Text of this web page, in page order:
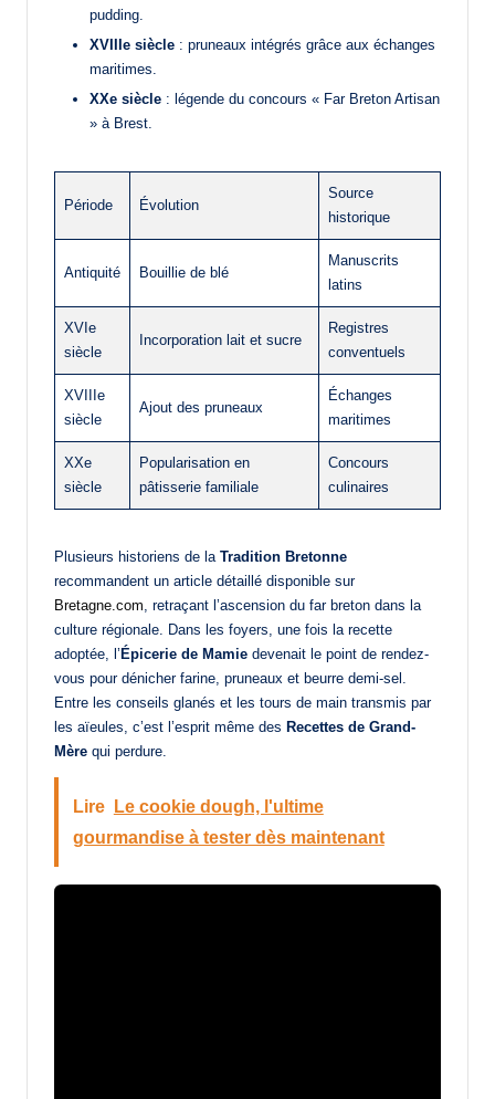
pudding.
XVIIIe siècle : pruneaux intégrés grâce aux échanges
maritimes.
XXe siècle : légende du concours « Far Breton Artisan
» à Brest.
Période Évolution
Source
historique
Antiquité Bouillie de blé
Manuscrits
latins
XVIe
siècle
Incorporation lait et sucre
Registres
conventuels
XVIIIe
siècle
Ajout des pruneaux
Échanges
maritimes
XXe
siècle
Popularisation en
pâtisserie familiale
Concours
culinaires
Plusieurs historiens de la Tradition Bretonne
recommandent un article détaillé disponible sur
Bretagne.com , retraçant l’ascension du far breton dans la
culture régionale. Dans les foyers, une fois la recette
adoptée, l’Épicerie de Mamie devenait le point de rendez-
vous pour dénicher farine, pruneaux et beurre demi-sel.
Entre les conseils glanés et les tours de main transmis par
les aïeules, c’est l’esprit même des Recettes de Grand-
Mère qui perdure.
Lire
Le cookie dough, l'ultime
gourmandise à tester dès maintenant